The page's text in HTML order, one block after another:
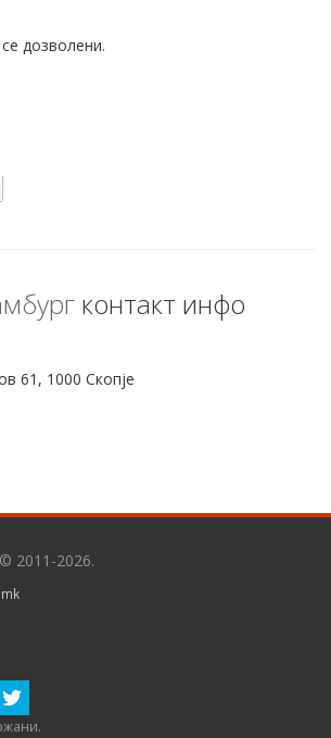
дозволени.
контакт инфо
61, 1000 Скопје
2011-2026.